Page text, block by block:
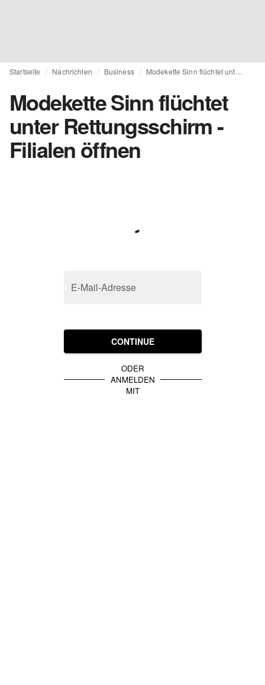
Startseite Nachrichten Business
Modekette Sinn flüchtet
unter Rettungsschirm -
Filialen öffnen
E-Mail-Adresse
CONTINUE
ODER
ANMELDEN
MIT